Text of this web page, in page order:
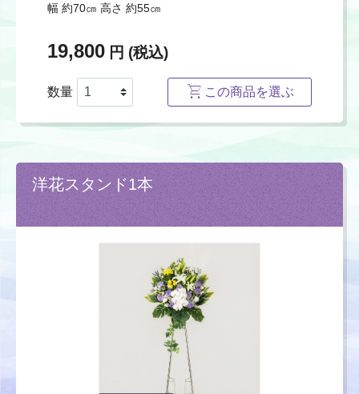
幅 約70㎝ 高さ 約55㎝
19,800 円 (税込)
数量 この商品を選ぶ
洋花スタンド1本